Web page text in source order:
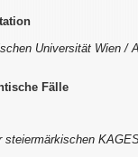
Universität Wien /
Fälle
steiermärkischen